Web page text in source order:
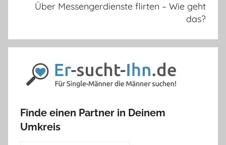
Über Messengerdienste flirten – Wie geht
das?
Finde einen Partner in Deinem
Umkreis